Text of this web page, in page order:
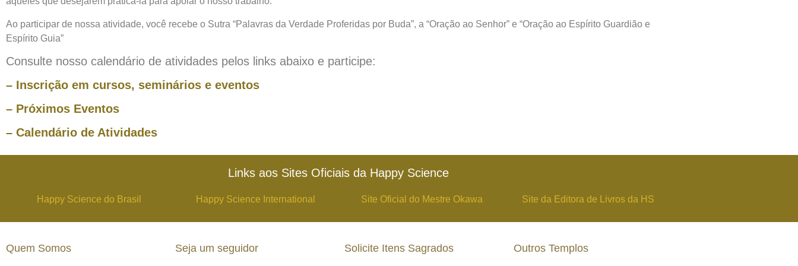
Ao participar de nossa atividade, você recebe o Sutra “Palavras da Verdade Proferidas por Buda”, a “Oração ao Senhor” e “Oração ao Espírito Guardião e
Espírito Guia”
Consulte nosso calendário de atividades pelos links abaixo e participe:
– Inscrição em cursos, seminários e eventos
– Próximos Eventos
– Calendário de Atividades
Links aos Sites Oficiais da Happy Science
Happy Science do Brasil Happy Science International Site Oficial do Mestre Okawa Site da Editora de Livros da HS
Quem Somos Seja um seguidor Solicite Itens Sagrados Outros Templos